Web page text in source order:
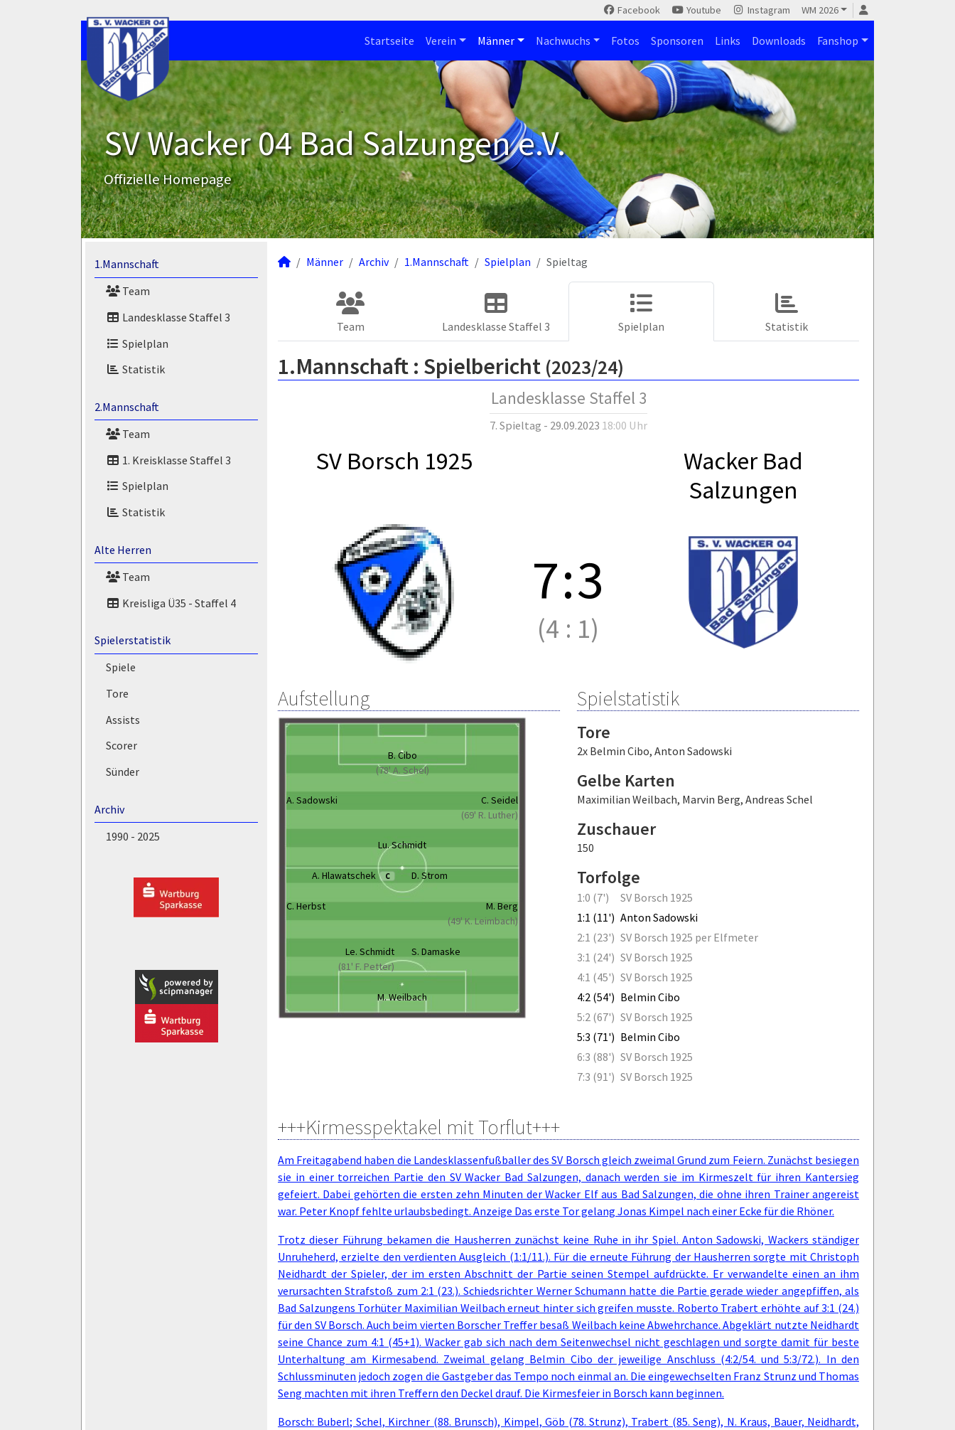
Facebook Youtube Instagram WM 2026
Startseite Verein Männer Nachwuchs Fotos Sponsoren Links Downloads Fanshop
SV Wacker 04 Bad Salzungen e.V.
Offizielle Homepage
1.Mannschaft
Team
Landesklasse Staffel 3
Spielplan
Statistik
2.Mannschaft
Team
1. Kreisklasse Staffel 3
Spielplan
Statistik
Alte Herren
Team
Kreisliga Ü35 - Staffel 4
Spielerstatistik
Spiele
Tore
Assists
Scorer
Sünder
Archiv
1990 - 2025
Männer Archiv 1.Mannschaft Spielplan Spieltag
Team Landesklasse Staffel 3 Spielplan Statistik
1.Mannschaft : Spielbericht (2023/24)
Landesklasse Staffel 3
7. Spieltag - 29.09.2023 18:00 Uhr
SV Borsch 1925
Wacker Bad
Salzungen
7:3
(4 : 1)
Aufstellung
B. Cibo
(78' A. Schel)
A. Sadowski
C. Seidel
(69' R. Luther)
Lu. Schmidt
A. Hlawatschek C D. Strom
C. Herbst
M. Berg
(49' K. Leimbach)
Le. Schmidt
(81' F. Petter)
S. Damaske
M. Weilbach
Spielstatistik
Tore
2x Belmin Cibo, Anton Sadowski
Gelbe Karten
Maximilian Weilbach, Marvin Berg, Andreas Schel
Zuschauer
150
Torfolge
1:0 (7')
SV Borsch 1925
1:1 (11') Anton Sadowski
2:1 (23') SV Borsch 1925 per Elfmeter
3:1 (24') SV Borsch 1925
4:1 (45') SV Borsch 1925
4:2 (54') Belmin Cibo
5:2 (67') SV Borsch 1925
5:3 (71') Belmin Cibo
6:3 (88') SV Borsch 1925
7:3 (91') SV Borsch 1925
+++Kirmesspektakel mit Torflut+++
Am Freitagabend haben die Landesklassenfußballer des SV Borsch gleich zweimal Grund zum Feiern. Zunächst besiegen
sie in einer torreichen Partie den SV Wacker Bad Salzungen, danach werden sie im Kirmeszelt für ihren Kantersieg
gefeiert. Dabei gehörten die ersten zehn Minuten der Wacker Elf aus Bad Salzungen, die ohne ihren Trainer angereist
war. Peter Knopf fehlte urlaubsbedingt. Anzeige Das erste Tor gelang Jonas Kimpel nach einer Ecke für die Rhöner.
Trotz dieser Führung bekamen die Hausherren zunächst keine Ruhe in ihr Spiel. Anton Sadowski, Wackers ständiger
Unruheherd, erzielte den verdienten Ausgleich (1:1/11.). Für die erneute Führung der Hausherren sorgte mit Christoph
Neidhardt der Spieler, der im ersten Abschnitt der Partie seinen Stempel aufdrückte. Er verwandelte einen an ihm
verursachten Strafstoß zum 2:1 (23.). Schiedsrichter Werner Schumann hatte die Partie gerade wieder angepfiffen, als
Bad Salzungens Torhüter Maximilian Weilbach erneut hinter sich greifen musste. Roberto Trabert erhöhte auf 3:1 (24.)
für den SV Borsch. Auch beim vierten Borscher Treffer besaß Weilbach keine Abwehrchance. Abgeklärt nutzte Neidhardt
seine Chance zum 4:1 (45+1). Wacker gab sich nach dem Seitenwechsel nicht geschlagen und sorgte damit für beste
Unterhaltung am Kirmesabend. Zweimal gelang Belmin Cibo der jeweilige Anschluss (4:2/54. und 5:3/72.). In den
Schlussminuten jedoch zogen die Gastgeber das Tempo noch einmal an. Die eingewechselten Franz Strunz und Thomas
Seng machten mit ihren Treffern den Deckel drauf. Die Kirmesfeier in Borsch kann beginnen.
Borsch: Buberl; Schel, Kirchner (88. Brunsch), Kimpel, Göb (78. Strunz), Trabert (85. Seng), N. Kraus, Bauer, Neidhardt,